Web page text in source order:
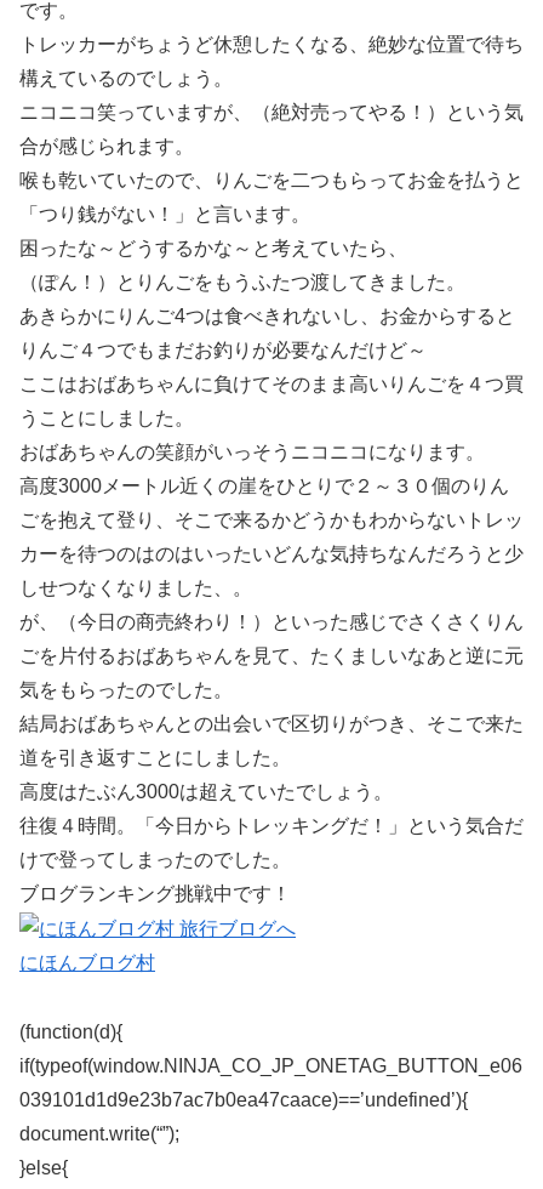
です。
トレッカーがちょうど休憩したくなる、絶妙な位置で待ち
構えているのでしょう。
ニコニコ笑っていますが、（絶対売ってやる！）という気
合が感じられます。
喉も乾いていたので、りんごを二つもらってお金を払うと
「つり銭がない！」と言います。
困ったな～どうするかな～と考えていたら、
（ぽん！）とりんごをもうふたつ渡してきました。
あきらかにりんご4つは食べきれないし、お金からすると
りんご４つでもまだお釣りが必要なんだけど～
ここはおばあちゃんに負けてそのまま高いりんごを４つ買
うことにしました。
おばあちゃんの笑顔がいっそうニコニコになります。
高度3000メートル近くの崖をひとりで２～３０個のりん
ごを抱えて登り、そこで来るかどうかもわからないトレッ
カーを待つのはのはいったいどんな気持ちなんだろうと少
しせつなくなりました、。
が、（今日の商売終わり！）といった感じでさくさくりん
ごを片付るおばあちゃんを見て、たくましいなあと逆に元
気をもらったのでした。
結局おばあちゃんとの出会いで区切りがつき、そこで来た
道を引き返すことにしました。
高度はたぶん3000は超えていたでしょう。
往復４時間。「今日からトレッキングだ！」という気合だ
けで登ってしまったのでした。
ブログランキング挑戦中です！
にほんブログ村
(function(d){
if(typeof(window.NINJA_CO_JP_ONETAG_BUTTON_e06
039101d1d9e23b7ac7b0ea47caace)==’undefined’){
document.write(“”);
}else{